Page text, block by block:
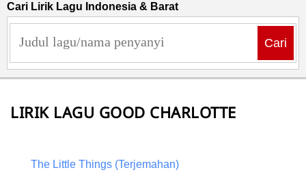
Cari Lirik Lagu Indonesia & Barat
Cari
LIRIK LAGU GOOD CHARLOTTE
The Little Things (Terjemahan)